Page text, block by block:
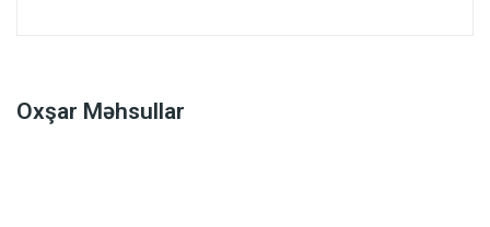
Oxşar Məhsullar